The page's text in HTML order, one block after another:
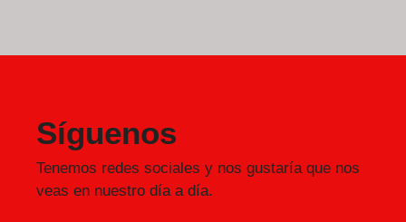
Síguenos
Tenemos redes sociales y nos gustaría que nos
veas en nuestro día a día.